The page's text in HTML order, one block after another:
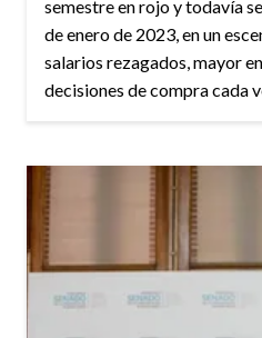
semestre en rojo y todavía
de enero de 2023, en un
salarios rezagados, mayor
decisiones de compra cada